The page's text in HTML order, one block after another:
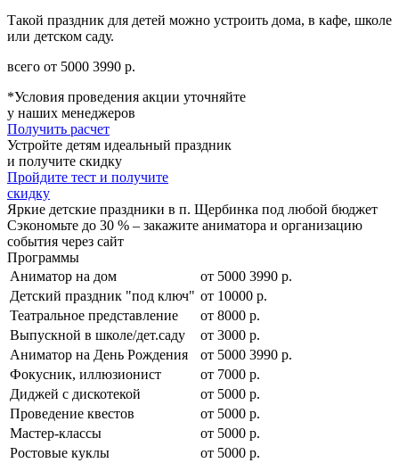
Такой праздник для детей можно устроить дома, в кафе, школе
или детском саду.
всего от 5000 3990 р.
*Условия проведения акции уточняйте
у наших менеджеров
Получить расчет
Устройте детям идеальный праздник
и получите скидку
Пройдите тест и получите
скидку
Яркие детские праздники в п. Щербинка под любой бюджет
Сэкономьте до 30 % – закажите аниматора и организацию
события через сайт
Программы
Аниматор на дом
от 5000 3990 р.
Детский праздник "под ключ" от 10000 р.
Театральное представление
от 8000 р.
Выпускной в школе/дет.саду
от 3000 р.
Аниматор на День Рождения
от 5000 3990 р.
Фокусник, иллюзионист
от 7000 р.
Диджей с дискотекой
от 5000 р.
Проведение квестов
от 5000 р.
Мастер-классы
от 5000 р.
Ростовые куклы
от 5000 р.